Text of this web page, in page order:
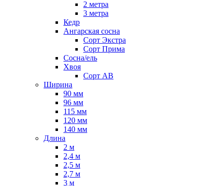
2 метра
3 метра
Кедр
Ангарская сосна
Cорт Экстра
Сорт Прима
Сосна/ель
Хвоя
Сорт AB
Ширина
90 мм
96 мм
115 мм
120 мм
140 мм
Длина
2 м
2,4 м
2,5 м
2,7 м
3 м